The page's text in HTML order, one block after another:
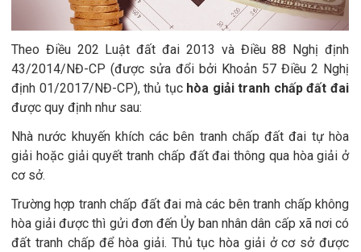
Theo Điều 202 Luật đất đai 2013 và Điều 88 Nghị định
43/2014/NĐ-CP (được sửa đổi bởi Khoản 57 Điều 2 Nghị
định 01/2017/NĐ-CP), thủ tục hòa giải tranh chấp đất đai
được quy định như sau:
Nhà nước khuyến khích các bên tranh chấp đất đai tự hòa
giải hoặc giải quyết tranh chấp đất đai thông qua hòa giải ở
cơ sở.
Trường hợp tranh chấp đất đai mà các bên tranh chấp không
hòa giải được thì gửi đơn đến Ủy ban nhân dân cấp xã nơi có
đất tranh chấp để hòa giải. Thủ tục hòa giải ở cơ sở được